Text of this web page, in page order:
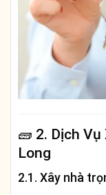
🧱 2. Dịch
Long
2.1. Xây nhà